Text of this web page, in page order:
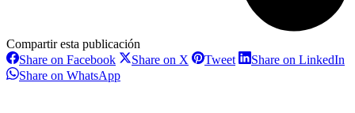
Compartir esta publicación
Share on FacebookShare
on
Facebook
Share on X ShareTweetShareShare on LinkedIn
Share on WhatsAppShare